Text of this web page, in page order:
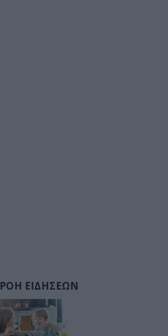
ΡΟΗ ΕΙΔΗΣΕΩΝ